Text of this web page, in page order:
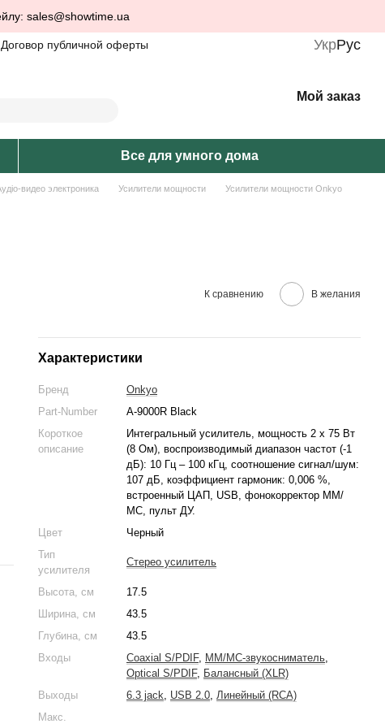
sales@showtime.ua
Договор публичной оферты УкрРус
Мой заказ
Все для умного дома
видео электроника Усилители мощности
Усилители мощности Onkyo
К сравнению В желания
Характеристики
Бренд
Onkyo
Part-Number
A-9000R Black
Короткое
описание
Интегральный усилитель, мощность 2 х 75 Вт
(8 Ом), воспроизводимый диапазон частот (-1
дБ): 10 Гц – 100 кГц, соотношение сигнал/шум:
107 дБ, коэффициент гармоник: 0,006 %,
встроенный ЦАП, USB, фонокорректор MM/
МС, пульт ДУ.
Цвет
Черный
Тип
усилителя
Стерео усилитель
Высота, см
17.5
Ширина, см
43.5
Глубина, см
43.5
Входы
Coaxial S/PDIF, MM/MC-звукосниматель,
Optical S/PDIF, Балансный (XLR)
Выходы
6.3 jack, USB 2.0, Линейный (RCA)
Макс.